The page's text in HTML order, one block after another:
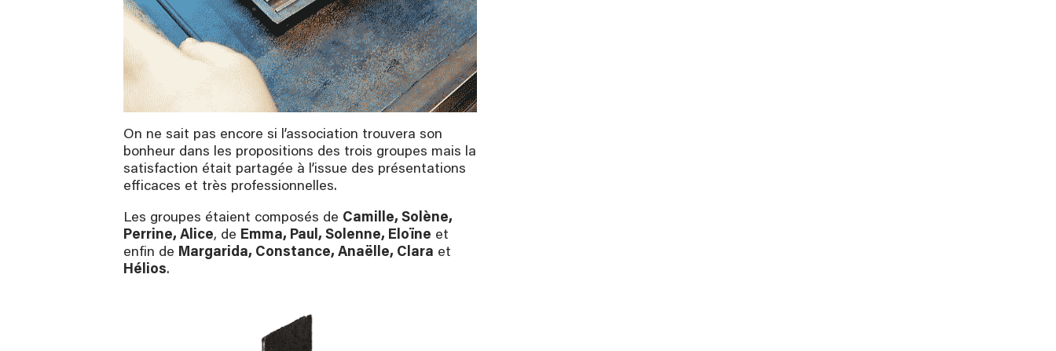
On ne sait pas encore si l’association trouvera son
bonheur dans les propositions des trois groupes mais la
satisfaction était partagée à l’issue des présentations
efficaces et très professionnelles.
Les groupes étaient composés de Camille, Solène,
Perrine, Alice, de Emma, Paul, Solenne, Eloïne et
enfin de Margarida, Constance, Anaëlle, Clara et
Hélios.